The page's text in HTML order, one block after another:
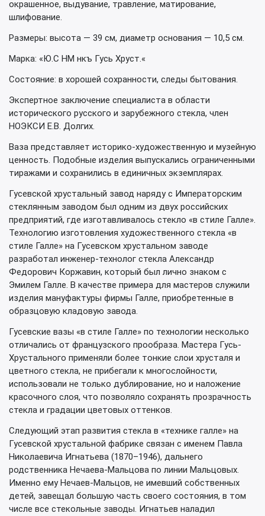
окрашенное, выдувание, травление, матирование,
шлифование.
Размеры: высота — 39 см, диаметр основания — 10,5 см.
Марка: «Ю.С НМ нкъ Гусь Хруст.«
Состояние: в хорошей сохранности, следы бытования.
Экспертное заключение специалиста в области
исторического русского и зарубежного стекла, член
НОЭКСИ Е.В. Долгих.
Ваза представляет историко-художественную и музейную
ценность. Подобные изделия выпускались ограниченными
тиражами и сохранились в единичных экземплярах.
Гусевской хрустальный завод наряду с Императорским
стеклянным заводом был одним из двух российских
предприятий, где изготавливалось стекло «в стиле Галле».
Технологию изготовления художественного стекла «в
стиле Галле» на Гусевском хрустальном заводе
разработал инженер-технолог стекла Александр
Федорович Коржавин, который был лично знаком с
Эмилем Галле. В качестве примера для мастеров служили
изделия мануфактуры фирмы Галле, приобретенные в
образцовую кладовую завода.
Гусевские вазы «в стиле Галле» по технологии несколько
отличались от французского прообраза. Мастера Гусь-
Хрустального применяли более тонкие слои хрусталя и
цветного стекла, не прибегали к многослойности,
использовали не только дублирование, но и наложение
красочного слоя, что позволяло сохранять прозрачность
стекла и градации цветовых оттенков.
Следующий этап развития стекла в «технике галле» на
Гусевской хрустальной фабрике связан с именем Павла
Николаевича Игнатьева (1870–1946), дальнего
родственника Нечаева-Мальцова по линии Мальцовых.
Именно ему Нечаев-Мальцов, не имевший собственных
детей, завещал большую часть своего состояния, в том
числе все стекольные заводы. Игнатьев наладил